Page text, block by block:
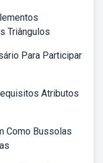
Triângulos
Para Participar
Atributos
Como Bussolas